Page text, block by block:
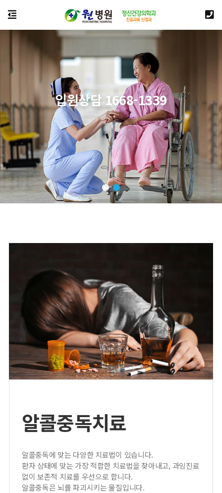
알콜중독치료
알콜중독에 맞는 다양한 치료법이 있습니다.
환자 상태에 맞는 가장 적합한 치료법을 찾아내고, 과잉진료
없이 보존적 치료를 우선으로 합니다.
알콜중독은 뇌를 파괴시키는 물질입니다.